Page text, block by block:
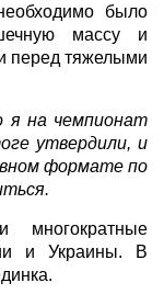
было
массу и
перед тяжелыми
я на чемпионат
утвердили, и
формате по
многократные
и Украины. В